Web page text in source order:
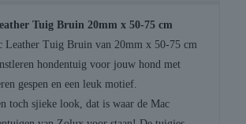
Tuig Bruin 20mm x 50-75 cm
Leather Tuig Bruin van 20mm x 50-75 cm
hondentuig voor jouw hond met
gespen en een leuk motief.
toch sjieke look, dat is waar de Mac